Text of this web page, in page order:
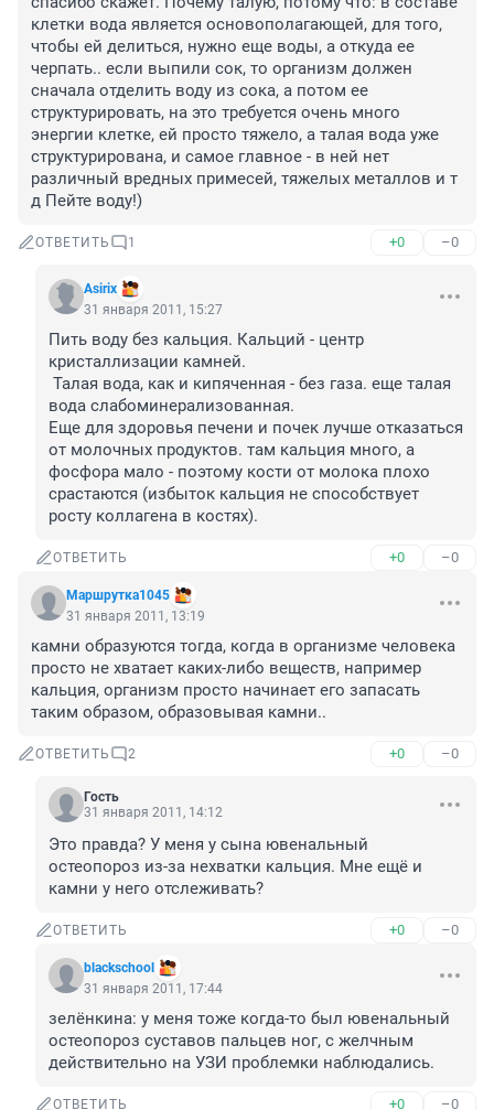
клетки вода является основополагающей, для того,
чтобы ей делиться, нужно еще воды, а откуда ее
черпать.. если выпили сок, то организм должен
сначала отделить воду из сока, а потом ее
структурировать, на это требуется очень много
энергии клетке, ей просто тяжело, а талая вода уже
структурирована, и самое главное - в ней нет
различный вредных примесей, тяжелых металлов и т
д Пейте воду!)
ОТВЕТИТЬ 1 +0 –0
Asirix
31 января 2011, 15:27
Пить воду без кальция. Кальций - центр
кристаллизации камней.
Талая вода, как и кипяченная - без газа. еще талая
вода слабоминерализованная.
Еще для здоровья печени и почек лучше отказаться
от молочных продуктов. там кальция много, а
фосфора мало - поэтому кости от молока плохо
срастаются (избыток кальция не способствует
росту коллагена в костях).
ОТВЕТИТЬ +0 –0
Маршрутка1045
31 января 2011, 13:19
камни образуются тогда, когда в организме человека
просто не хватает каких-либо веществ, например
кальция, организм просто начинает его запасать
таким образом, образовывая камни..
ОТВЕТИТЬ 2 +0 –0
Гость
31 января 2011, 14:12
Это правда? У меня у сына ювенальный
остеопороз из-за нехватки кальция. Мне ещё и
камни у него отслеживать?
ОТВЕТИТЬ +0 –0
blackschool
31 января 2011, 17:44
зелёнкина: у меня тоже когда-то был ювенальный
остеопороз суставов пальцев ног, с желчным
действительно на УЗИ проблемки наблюдались.
ОТВЕТИТЬ +0 –0